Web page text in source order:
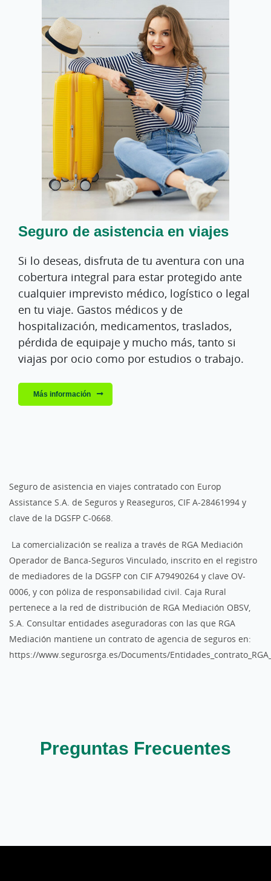
Seguro de asistencia en viajes
Si lo deseas, disfruta de tu aventura con una
cobertura integral para estar protegido ante
cualquier imprevisto médico, logístico o legal
en tu viaje. Gastos médicos y de
hospitalización, medicamentos, traslados,
pérdida de equipaje y mucho más, tanto si
viajas por ocio como por estudios o trabajo.
Más información
Seguro de asistencia en viajes contratado con Europ
Assistance S.A. de Seguros y Reaseguros, CIF A-28461994 y
clave de la DGSFP C-0668.
La comercialización se realiza a través de RGA Mediación
Operador de Banca-Seguros Vinculado, inscrito en el registro
de mediadores de la DGSFP con CIF A79490264 y clave OV-
0006, y con póliza de responsabilidad civil. Caja Rural
pertenece a la red de distribución de RGA Mediación OBSV,
S.A. Consultar entidades aseguradoras con las que RGA
Mediación mantiene un contrato de agencia de seguros en:
https://www.segurosrga.es/Documents/
Preguntas Frecuentes